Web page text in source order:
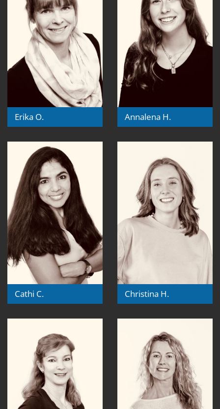
Erika O. Annalena H.
Cathi C. Christina H.